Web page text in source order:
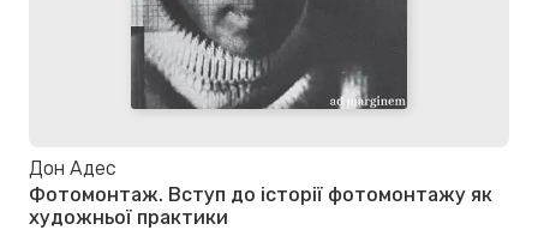
Дон Адес
Фотомонтаж. Вступ до історії фотомонтажу як
художньої практики